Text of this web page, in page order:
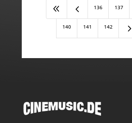
8 4 136 137
140 141 142 5